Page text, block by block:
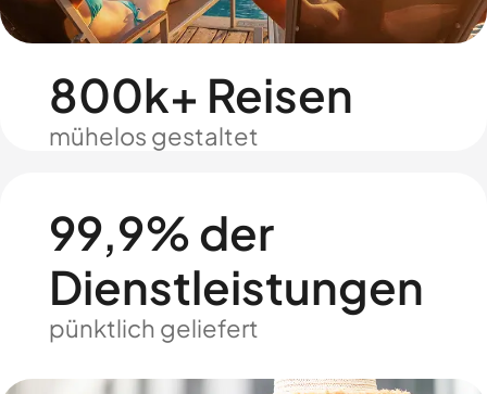
800k+ Reisen
mühelos gestaltet
99,9% der
Dienstleistungen
pünktlich geliefert